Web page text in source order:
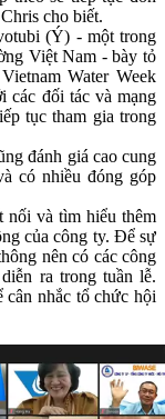
Chris cho biết.
(Ý) - một trong
Việt Nam - bày tỏ
Water Week
các đối tác và mạng
tục tham gia trong
đánh giá cao cung
có nhiều đóng góp
nối và tìm hiểu thêm
của công ty. Để sự
nên có các công
ra trong tuần lễ.
nhắc tổ chức hội